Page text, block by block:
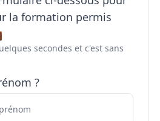
la formation permis
secondes et c'est sans
?